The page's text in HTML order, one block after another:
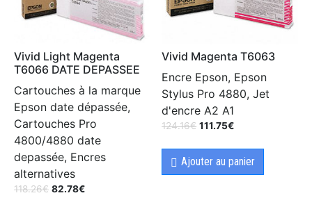
Vivid Light Magenta
T6066 DATE DEPASSEE
Cartouches à la marque
Epson date dépassée,
Cartouches Pro
4800/4880 date
depassée, Encres
alternatives
118.26€ 82.78€
Vivid Magenta T6063
Encre Epson, Epson
Stylus Pro 4880, Jet
d'encre A2 A1
124.16€ 111.75€
Ajouter au panier